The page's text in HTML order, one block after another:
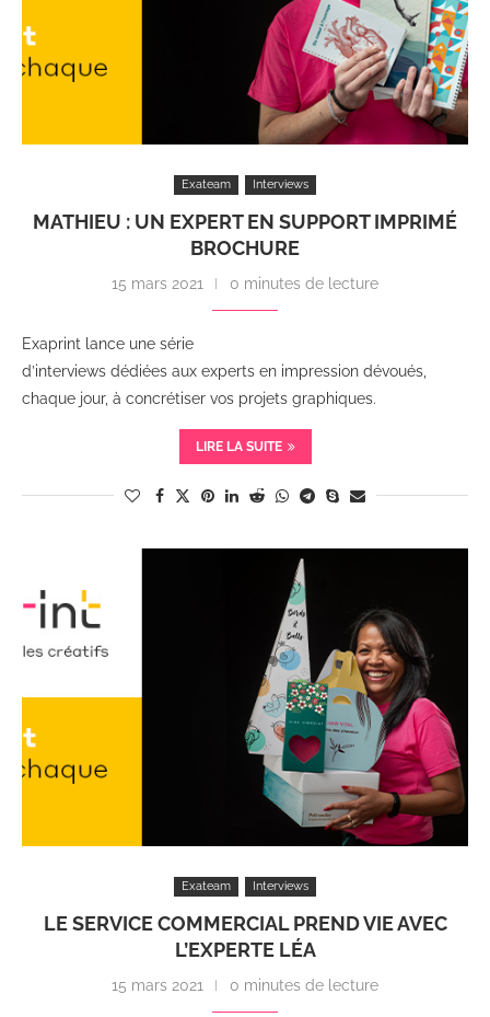
Exateam Interviews
MATHIEU : UN EXPERT EN SUPPORT IMPRIMÉ
BROCHURE
15 mars 2021 0 minutes de lecture
Exaprint lance une série
d’interviews dédiées aux experts en impression dévoués,
chaque jour, à concrétiser vos projets graphiques.
LIRE LA SUITE
Exateam Interviews
LE SERVICE COMMERCIAL PREND VIE AVEC
L’EXPERTE LÉA
15 mars 2021 0 minutes de lecture